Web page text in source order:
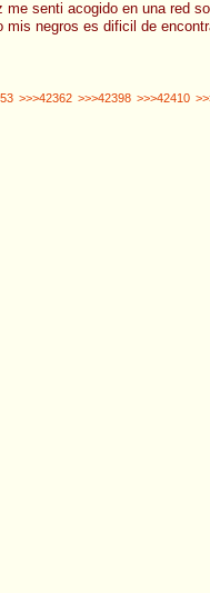
senti acogido en una red
negros es dificil de
>>>42362 >>>42398 >>>42410